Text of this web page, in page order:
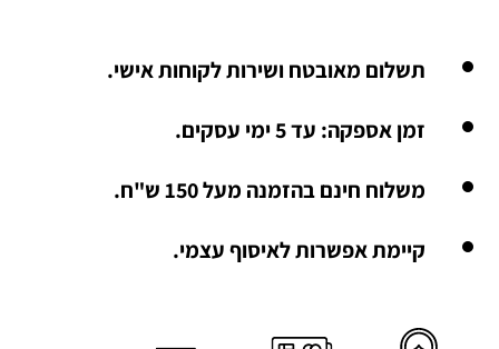
תשלום מאובטח ושירות לקוחות אישי.
זמן אספקה: עד 5 ימי עסקים.
משלוח חינם בהזמנה מעל 150 ש"ח.
קיימת אפשרות לאיסוף עצמי.